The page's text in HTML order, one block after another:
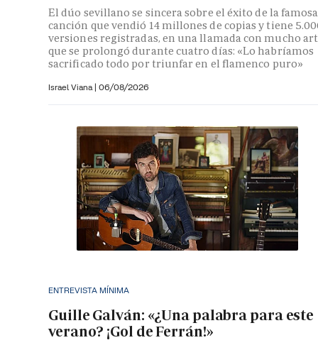
El dúo sevillano se sincera sobre el éxito de la famosa
canción que vendió 14 millones de copias y tiene
versiones registradas, en una llamada con mucho
que se prolongó durante cuatro días: «Lo habríamos
sacrificado todo por triunfar en el flamenco puro»
Israel Viana | 06/08/2026
ENTREVISTA MÍNIMA
Guille Galván: «¿Una palabra para este
verano? ¡Gol de Ferrán!»